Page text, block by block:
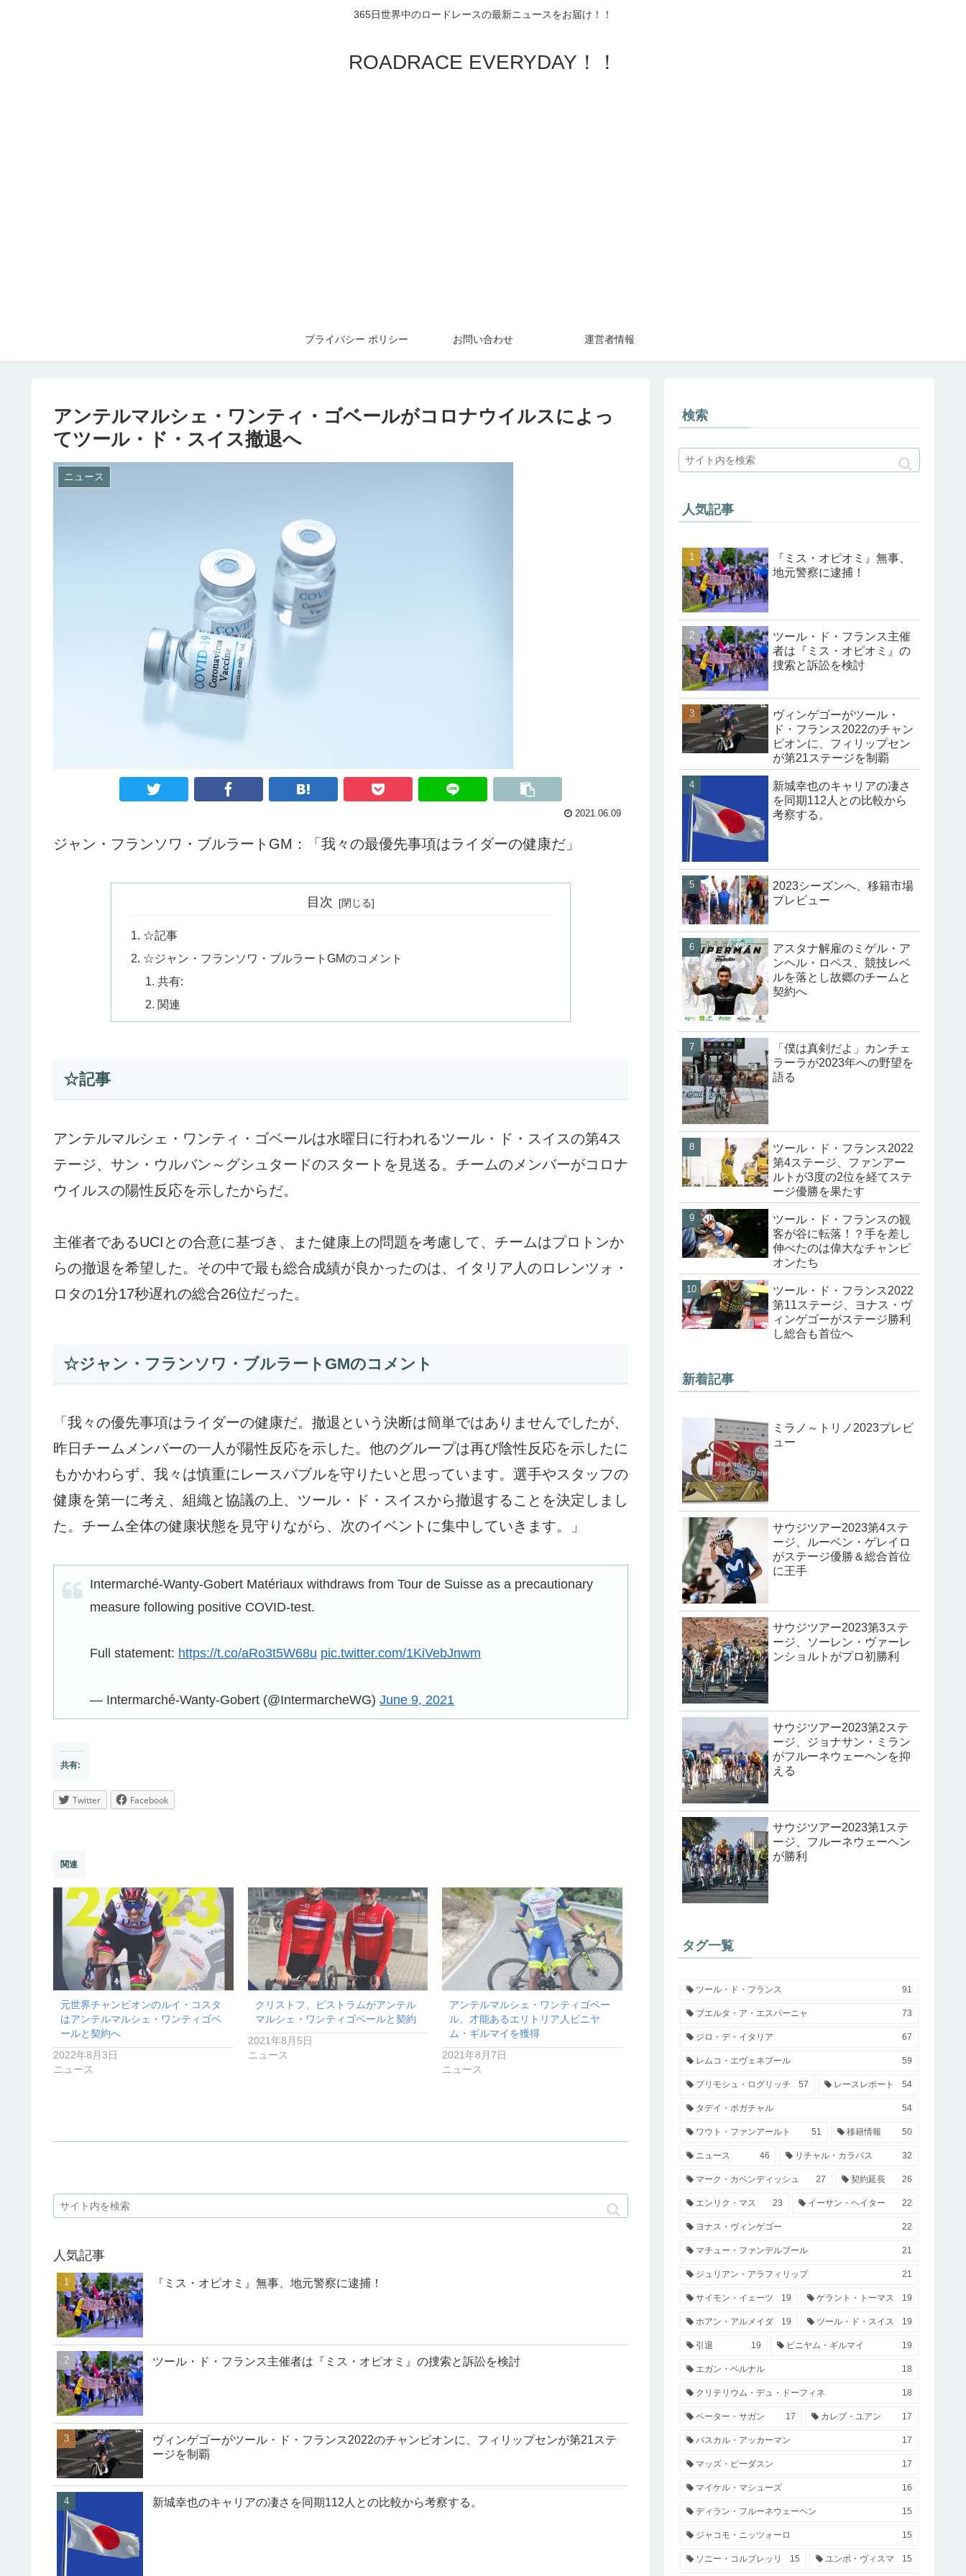
365日世界中のロードレースの最新ニュースをお届け！！
ROADRACE EVERYDAY！！
プライバシー ポリシー お問い合わせ 運営者情報
アンテルマルシェ・ワンティ・ゴベールがコロナウイルスによっ
てツール・ド・スイス撤退へ
ニュース
2021.06.09
ジャン・フランソワ・ブルラートGM：「我々の最優先事項はライダーの健康だ」
目次
☆記事
☆ジャン・フランソワ・ブルラートGMのコメント
共有:
関連
☆記事
アンテルマルシェ・ワンティ・ゴベールは水曜日に行われるツール・ド・スイスの第4ス
テージ、サン・ウルバン～グシュタードのスタートを見送る。チームのメンバーがコロナ
ウイルスの陽性反応を示したからだ。
主催者であるUCIとの合意に基づき、また健康上の問題を考慮して、チームはプロトンか
らの撤退を希望した。その中で最も総合成績が良かったのは、イタリア人のロレンツォ・
ロタの1分17秒遅れの総合26位だった。
☆ジャン・フランソワ・ブルラートGMのコメント
「我々の優先事項はライダーの健康だ。撤退という決断は簡単ではありませんでしたが、
昨日チームメンバーの一人が陽性反応を示した。他のグループは再び陰性反応を示したに
もかかわらず、我々は慎重にレースバブルを守りたいと思っています。選手やスタッフの
健康を第一に考え、組織と協議の上、ツール・ド・スイスから撤退することを決定しまし
た。チーム全体の健康状態を見守りながら、次のイベントに集中していきます。」
Intermarché-Wanty-Gobert Matériaux withdraws from Tour de Suisse as a precautionary
measure following positive COVID-test.
Full statement: https://t.co/aRo3t5W68u pic.twitter.com/1KiVebJnwm
— Intermarché-Wanty-Gobert (@IntermarcheWG) June 9, 2021
共有:
Twitter Facebook
関連
元世界チャンピオンのルイ・コスタ
はアンテルマルシェ・ワンティゴベ
ールと契約へ
2022年8月3日
ニュース
クリストフ、ビストラムがアンテル
マルシェ・ワンティゴベールと契約
2021年8月5日
ニュース
アンテルマルシェ・ワンティゴベー
ル、才能あるエリトリア人ビニヤ
ム・ギルマイを獲得
2021年8月7日
ニュース
人気記事
『ミス・オピオミ』無事、地元警察に逮捕！
ツール・ド・フランス主催者は『ミス・オピオミ』の捜索と訴訟を検討
ヴィンゲゴーがツール・ド・フランス2022のチャンピオンに、フィリップセンが第21ステ
ージを制覇
新城幸也のキャリアの凄さを同期112人との比較から考察する。
検索
人気記事
『ミス・オピオミ』無事、
地元警察に逮捕！
ツール・ド・フランス主催
者は『ミス・オピオミ』の
捜索と訴訟を検討
ヴィンゲゴーがツール・
ド・フランス2022のチャン
ピオンに、フィリップセン
が第21ステージを制覇
新城幸也のキャリアの凄さ
を同期112人との比較から
考察する。
2023シーズンへ、移籍市場
プレビュー
アスタナ解雇のミゲル・ア
ンヘル・ロペス、競技レベ
ルを落とし故郷のチームと
契約へ
「僕は真剣だよ」カンチェ
ラーラが2023年への野望を
語る
ツール・ド・フランス2022
第4ステージ、ファンアー
ルトが3度の2位を経てステ
ージ優勝を果たす
ツール・ド・フランスの観
客が谷に転落！？手を差し
伸べたのは偉大なチャンピ
オンたち
ツール・ド・フランス2022
第11ステージ、ヨナス・ヴ
ィンゲゴーがステージ勝利
し総合も首位へ
新着記事
ミラノ～トリノ2023プレビ
ュー
サウジツアー2023第4ステ
ージ、ルーベン・ゲレイロ
がステージ優勝＆総合首位
に王手
サウジツアー2023第3ステ
ージ、ソーレン・ヴァーレ
ンショルトがプロ初勝利
サウジツアー2023第2ステ
ージ、ジョナサン・ミラン
がフルーネウェーヘンを抑
える
サウジツアー2023第1ステ
ージ、フルーネウェーヘン
が勝利
タグ一覧
ツール・ド・フランス 91
ブエルタ・ア・エスパーニャ 73
ジロ・デ・イタリア 67
レムコ・エヴェネプール 59
プリモシュ・ログリッチ 57 レースレポート 54
タデイ・ポガチャル 54
ワウト・ファンアールト 51 移籍情報 50
ニュース 46 リチャル・カラパス 32
マーク・カベンディッシュ 27 契約延長 26
エンリク・マス 23 イーサン・ヘイター 22
ヨナス・ヴィンゲゴー 22
マチュー・ファンデルプール 21
ジュリアン・アラフィリップ 21
サイモン・イェーツ 19 ゲラント・トーマス 19
ホアン・アルメイダ 19 ツール・ド・スイス 19
引退 19 ビニヤム・ギルマイ 19
エガン・ベルナル 18
クリテリウム・デュ・ドーフィネ 18
ペーター・サガン 17 カレブ・ユアン 17
パスカル・アッカーマン 17
マッズ・ピーダスン 17
マイケル・マシューズ 16
ディラン・フルーネウェーヘン 15
ジャコモ・ニッツォーロ 15
ソニー・コルブレッリ 15 ユンボ・ヴィスマ 15